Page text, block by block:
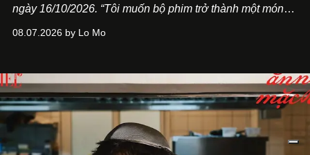
ngày 16/10/2026. “Tôi muốn bộ phim trở thành một món
Việt Nam”, NSX Will Vũ cho biết.
08.07.2026 by Lo Mo